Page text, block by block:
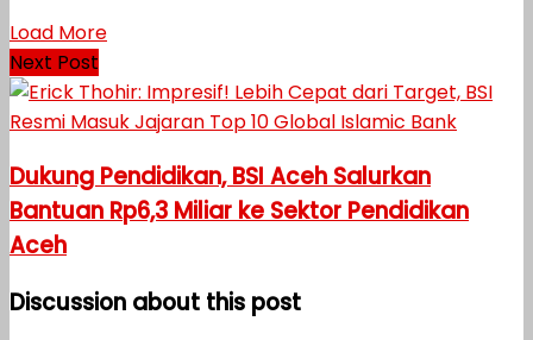
Load More
Next Post
Dukung Pendidikan, BSI Aceh Salurkan
Bantuan Rp6,3 Miliar ke Sektor Pendidikan
Aceh
Discussion about this post